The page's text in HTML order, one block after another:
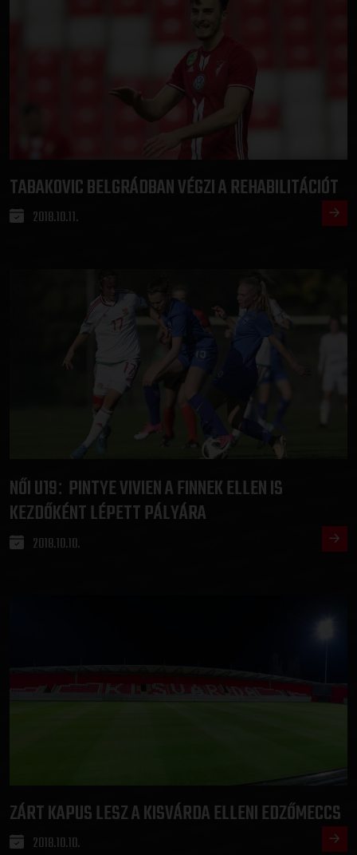
TABAKOVIC BELGRÁDBAN VÉGZI A REHABILITÁCIÓT
2018.10.11.
NŐI U19: PINTYE VIVIEN A FINNEK ELLEN IS
KEZDŐKÉNT LÉPETT PÁLYÁRA
2018.10.10.
ZÁRT KAPUS LESZ A KISVÁRDA ELLENI EDZŐMECCS
2018.10.10.